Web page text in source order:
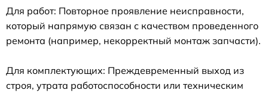
Для работ: Повторное проявление неисправности,
который напрямую связан с качеством проведенного
ремонта (например, некорректный монтаж запчасти).
Для комплектующих: Преждевременный выход из
строя, утрата работоспособности или техническим